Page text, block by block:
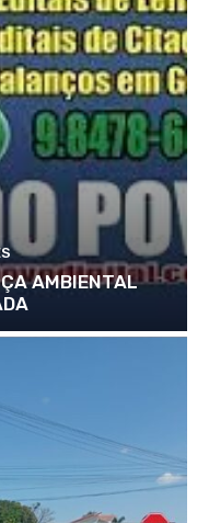
AMBIENTAL